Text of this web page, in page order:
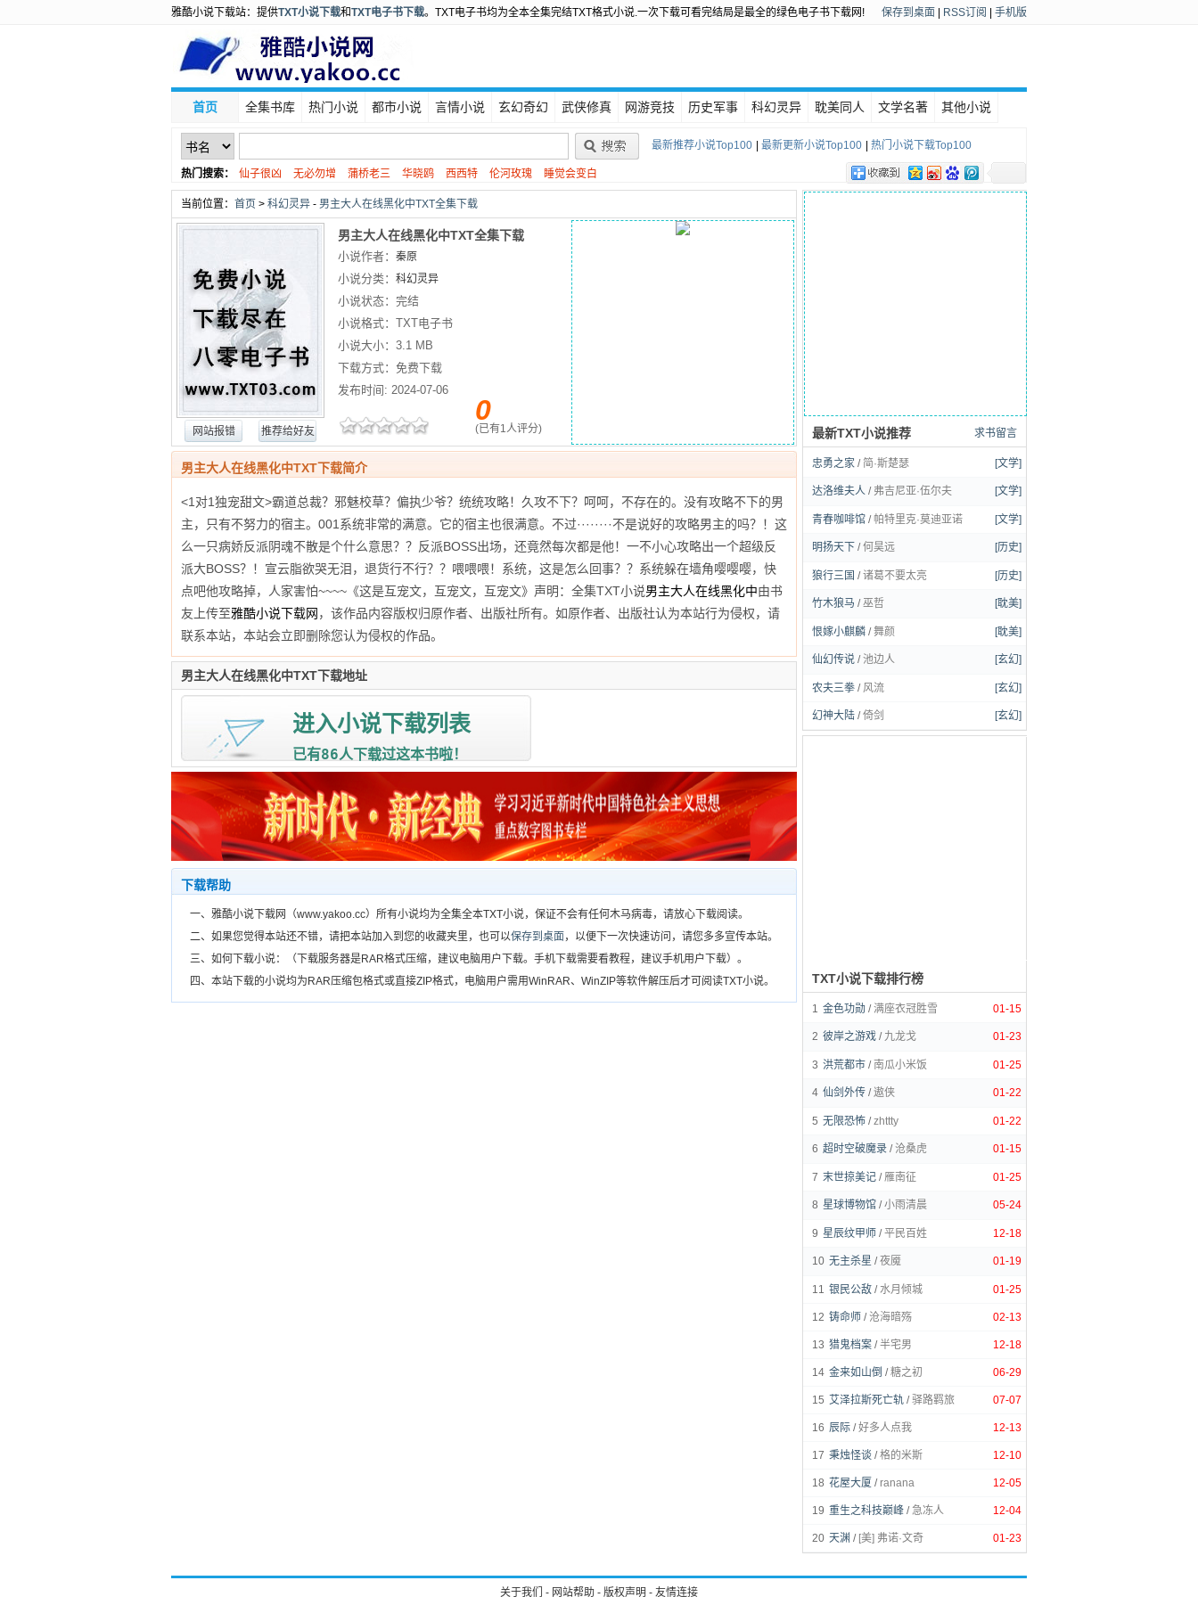
雅酷小说下载站：提供TXT小说下载和TXT电子书下载。TXT电子书均为全本全集完结TXT格式小说.一次下载可看完结局是最全的绿色电子书下载网! 保存到桌面 RSS订阅 手机版
首页 全集书库 热门小说 都市小说 言情小说 玄幻奇幻 武侠修真 网游竞技 历史军事 科幻灵异 耽美同人 文学名著 其他小说
最新推荐小说Top100 最新更新小说Top100 热门小说下载Top100
热门搜索： 仙子很凶 无必勿增 蒲桥老三 华晓鸥 西西特 伦河玫瑰
睡觉会变白
老羊爱吃鱼
当前位置： 首页 > 科幻灵异 - 男主大人在线黑化中TXT全集下载
网站报错 推荐给好友
男主大人在线黑化中TXT全集下载
小说作者： 秦原
小说分类： 科幻灵异
小说状态： 完结
小说格式： TXT电子书
小说大小： 3.1 MB
下载方式： 免费下载
发布时间: 2024-07-06
0
(已有1人评分) 求书留言
最新TXT小说推荐
[文学]
忠勇之家 / 简·斯楚瑟
[文学]
达洛维夫人 / 弗吉尼亚·伍尔夫
[文学]
青春咖啡馆 /帕特里克·莫迪亚诺
[历史]
明扬天下 /何昊远
[历史]
狼行三国 /诸葛不要太亮
[耽美]
竹木狼马 /巫哲
[耽美]
恨嫁小麒麟 /舞颜
[玄幻]
仙幻传说 /池边人
[玄幻]
农夫三拳 / 风流
[玄幻]
幻神大陆 /倚剑
男主大人在线黑化中TXT下载简介
<1对1独宠甜文>霸道总裁？邪魅校草？偏执少爷？统统攻略！久攻不下？呵呵，不存在的。没有攻略不下的男
主，只有不努力的宿主。001系统非常的满意。它的宿主也很满意。不过········不是说好的攻略男主的吗？！这
么一只病娇反派阴魂不散是个什么意思？？反派BOSS出场，还竟然每次都是他！一不小心攻略出一个超级反
派大BOSS？！宣云脂欲哭无泪，退货行不行？？喂喂喂！系统，这是怎么回事？？系统躲在墙角嘤嘤嘤，快
点吧他攻略掉，人家害怕~~~~《这是互宠文，互宠文，互宠文》声明：全集TXT小说男主大人在线黑化中由书
友上传至雅酷小说下载网 ，该作品内容版权归原作者、出版社所有。如原作者、出版社认为本站行为侵权，请
联系本站，本站会立即删除您认为侵权的作品。
男主大人在线黑化中TXT下载地址
进入小说下载列表
已有86人下载过这本书啦！
下载帮助
一、雅酷小说下载网（www.yakoo.cc）所有小说均为全集全本TXT小说，保证不会有任何木马病毒，请放心下载阅读。
二、如果您觉得本站还不错，请把本站加入到您的收藏夹里，也可以保存到桌面 ，以便下一次快速访问，请您多多宣传本站。
三、如何下载小说：（下载服务器是RAR格式压缩，建议电脑用户下载。手机下载需要看教程，建议手机用户下载）。
四、本站下载的小说均为RAR压缩包格式或直接ZIP格式，电脑用户需用WinRAR、WinZIP等软件解压后才可阅读TXT小说。
TXT小说下载排行榜
01-15
1 金色功勋 /满座衣冠胜雪
01-23
2 彼岸之游戏 / 九龙戈
01-25
3 洪荒都市 / 南瓜小米饭
01-22
4 仙剑外传 /遨侠
01-22
5 无限恐怖 /zhttty
01-15
6 超时空破魔录 /沧桑虎
01-25
7 末世掠美记 /雁南征
05-24
8 星球博物馆 /小雨清晨
12-18
9 星辰纹甲师 /平民百姓
01-19
10 无主杀星 /夜魇
01-25
11 银民公敌 / 水月倾城
02-13
12 铸命师 /沧海暗殇
12-18
13 猎鬼档案 /半宅男
06-29
14 金来如山倒 /糖之初
07-07
15 艾泽拉斯死亡轨 /驿路羁旅
12-13
16 辰际 /好多人点我
12-10
17 秉烛怪谈 /格的米斯
12-05
18 花屋大厦 /ranana
12-04
19 重生之科技巅峰 / 急冻人
01-23
20 天渊 / [美] 弗诺·文奇
关于我们 - 网站帮助 - 版权声明 - 友情连接